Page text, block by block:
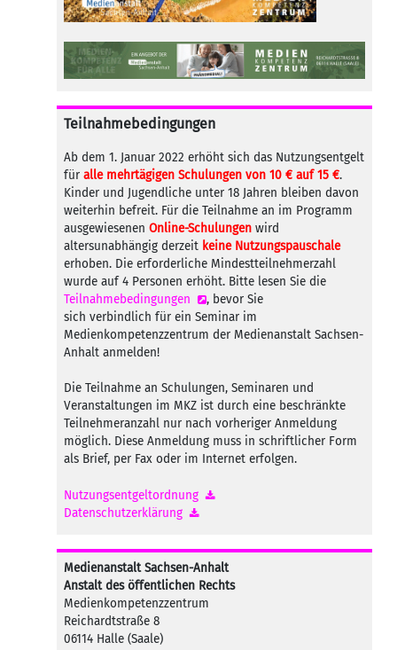
Teilnahmebedingungen
Ab dem 1. Januar 2022 erhöht sich das Nutzungsentgelt
für alle mehrtägigen Schulungen von 10 € auf 15 €.
Kinder und Jugendliche unter 18 Jahren bleiben davon
weiterhin befreit. Für die Teilnahme an im Programm
ausgewiesenen Online-Schulungen wird
altersunabhängig derzeit keine Nutzungspauschale
erhoben. Die erforderliche Mindestteilnehmerzahl
wurde auf 4 Personen erhöht. Bitte lesen Sie die
Teilnahmebedingungen
, bevor Sie
sich verbindlich für ein Seminar im
Medienkompetenzzentrum der Medienanstalt Sachsen-
Anhalt anmelden!
Die Teilnahme an Schulungen, Seminaren und
Veranstaltungen im MKZ ist durch eine beschränkte
Teilnehmeranzahl nur nach vorheriger Anmeldung
möglich. Diese Anmeldung muss in schriftlicher Form
als Brief, per Fax oder im Internet erfolgen.
Nutzungsentgeltordnung
Datenschutzerklärung
Medienanstalt Sachsen-Anhalt
Anstalt des öffentlichen Rechts
Medienkompetenzzentrum
Reichardtstraße 8
06114 Halle (Saale)